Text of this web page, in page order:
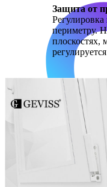
Написать в Макс
Защита от
периметру.
плоскостях,